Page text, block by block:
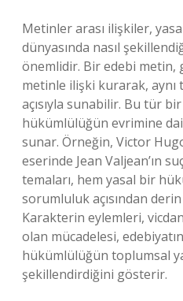
Metinler arası ilişkiler,
dünyasında nasıl
önemlidir. Bir edebi metin,
metinle ilişki kurarak, aynı
açısıyla sunabilir. Bu tür
hükümlülüğün evrimine
sunar. Örneğin, Victor
eserinde Jean Valjean’ın
temaları, hem yasal bir
sorumluluk açısından
Karakterin eylemleri,
olan mücadelesi,
hükümlülüğün toplumsal
şekillendirdiğini gösterir.